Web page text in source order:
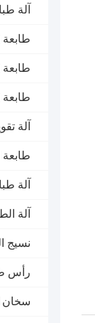
آلة
طابعة DTF
طابعة UV DTF
طابعة UV
آلة
طابعة
آلة
آلة
نسيج
رأس
سخان